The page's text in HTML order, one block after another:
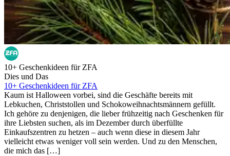
10+ Geschenkideen für ZFA
Dies und Das
10+ Geschenkideen für ZFA
Kaum ist Halloween vorbei, sind die Geschäfte bereits mit
Lebkuchen, Christstollen und Schokoweihnachtsmännern gefüllt.
Ich gehöre zu denjenigen, die lieber frühzeitig nach Geschenken für
ihre Liebsten suchen, als im Dezember durch überfüllte
Einkaufszentren zu hetzen – auch wenn diese in diesem Jahr
vielleicht etwas weniger voll sein werden. Und zu den Menschen,
die mich das […]